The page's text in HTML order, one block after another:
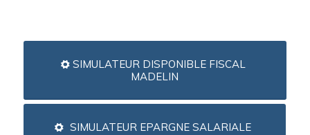
SIMULATEUR DISPONIBLE FISCAL
MADELIN
SIMULATEUR EPARGNE SALARIALE